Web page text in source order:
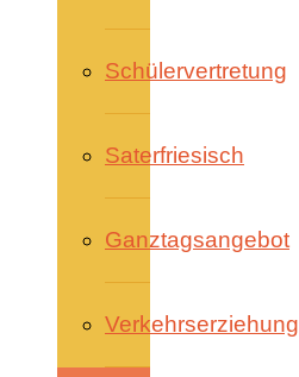
Schülervertretung
Saterfriesisch
Ganztagsangebot
Verkehrserziehung